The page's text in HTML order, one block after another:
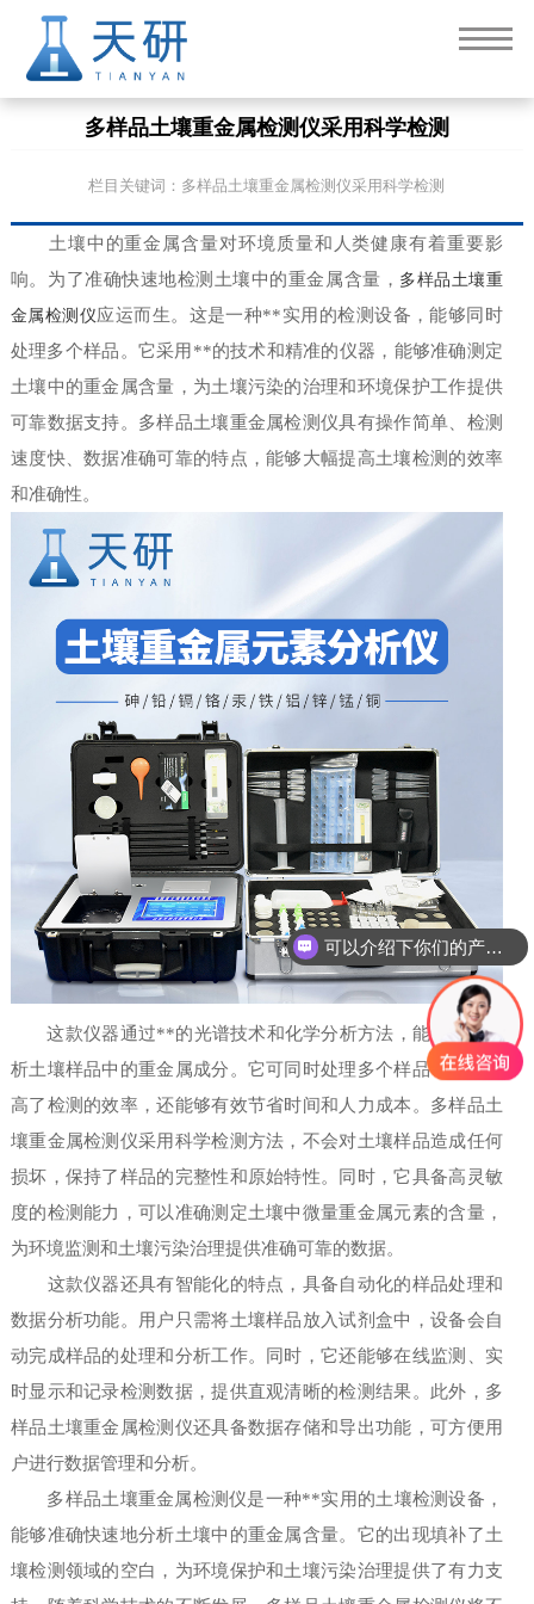
多样品土壤重金属检测仪采用科学检测
栏目关键词：多样品土壤重金属检测仪采用科学检测
土壤中的重金属含量对环境质量和人类健康有着重要影
响。为了准确快速地检测土壤中的重金属含量， 多样品土壤重
金属检测仪应运而生。这是一种**实用的检测设备，能够同时
处理多个样品。它采用**的技术和精准的仪器，能够准确测定
土壤中的重金属含量，为土壤污染的治理和环境保护工作提供
可靠数据支持。多样品土壤重金属检测仪具有操作简单、检测
速度快、数据准确可靠的特点，能够大幅提高土壤检测的效率
和准确性。
这款仪器通过**的光谱技术和化学分析方法，能够快速分
析土壤样品中的重金属成分。它可同时处理多个样品，不仅提
高了检测的效率，还能够有效节省时间和人力成本。多样品土
壤重金属检测仪采用科学检测方法，不会对土壤样品造成任何
损坏，保持了样品的完整性和原始特性。同时，它具备高灵敏
度的检测能力，可以准确测定土壤中微量重金属元素的含量，
为环境监测和土壤污染治理提供准确可靠的数据。
这款仪器还具有智能化的特点，具备自动化的样品处理和
数据分析功能。用户只需将土壤样品放入试剂盒中，设备会自
动完成样品的处理和分析工作。同时，它还能够在线监测、实
时显示和记录检测数据，提供直观清晰的检测结果。此外，多
样品土壤重金属检测仪还具备数据存储和导出功能，可方便用
户进行数据管理和分析。
多样品土壤重金属检测仪是一种**实用的土壤检测设备，
能够准确快速地分析土壤中的重金属含量。它的出现填补了土
壤检测领域的空白，为环境保护和土壤污染治理提供了有力支
可以介绍下你们的产品么